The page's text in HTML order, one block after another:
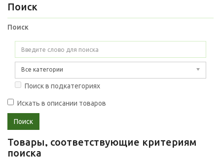
Поиск
Поиск
Все категории
Поиск в подкатегориях
Искать в описании товаров
Товары, соответствующие критериям
поиска